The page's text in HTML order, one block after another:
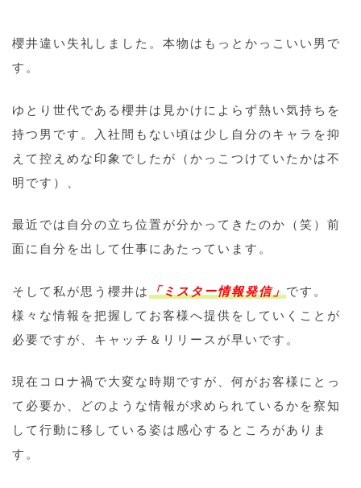
櫻井違い失礼しました。本物はもっとかっこいい男で
す。
ゆとり世代である櫻井は見かけによらず熱い気持ちを
持つ男です。入社間もない頃は少し自分のキャラを抑
えて控えめな印象でしたが（かっこつけていたかは不
明です）、
最近では自分の立ち位置が分かってきたのか（笑）前
面に自分を出して仕事にあたっています。
そして私が思う櫻井は「ミスター情報発信」です。
様々な情報を把握してお客様へ提供をしていくことが
必要ですが、キャッチ＆リリースが早いです。
現在コロナ禍で大変な時期ですが、何がお客様にとっ
て必要か、どのような情報が求められているかを察知
して行動に移している姿は感心するところがありま
す。